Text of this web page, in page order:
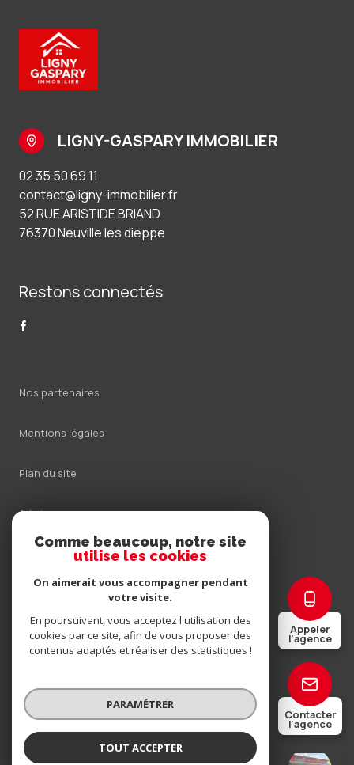
LIGNY-GASPARY IMMOBILIER
Appeler
l'agence
Contacter
l'agence
LIGNY-GASPARY IMMOBILIER
02 35 50 69 11
contact@ligny-immobilier.fr
52 RUE ARISTIDE BRIAND
76370 Neuville les dieppe
Restons connectés
Nos partenaires
Mentions légales
Plan du site
Admin
Nos honoraires
Cookies
© 2026 | Tous droits réservés
Réalisé par
Comme beaucoup, notre site
utilise les cookies
On aimerait vous accompagner pendant
votre visite.
En poursuivant, vous acceptez l'utilisation des
cookies par ce site, afin de vous proposer des
contenus adaptés et réaliser des statistiques !
PARAMÉTRER
TOUT ACCEPTER